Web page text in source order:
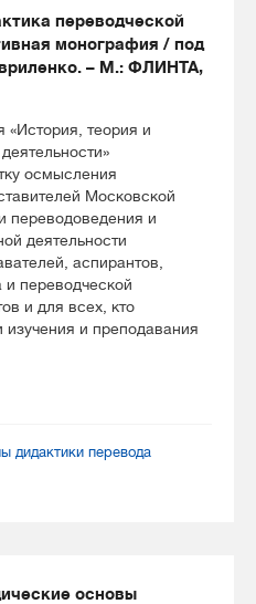
переводческой
монография / под
– М.: ФЛИНТА,
«История, теория и
осмысления
Московской
переводоведения и
деятельности
аспирантов,
и переводческой
и для всех, кто
и преподавания
дидактики перевода
основы